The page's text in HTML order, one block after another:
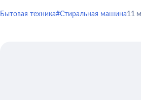
Бытовая техника#Стиральная машина11